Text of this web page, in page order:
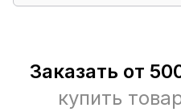
Заказать от
купить